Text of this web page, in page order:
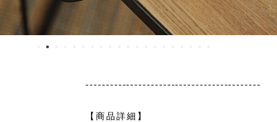
-------------------------------------------
【商品詳細】